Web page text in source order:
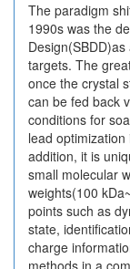
The paradigm
1990s was the
targets. The
once the crystal
can be fed back
conditions for
lead
addition, it is
small molecular
weights(100
points such as
state,
charge
methods in a